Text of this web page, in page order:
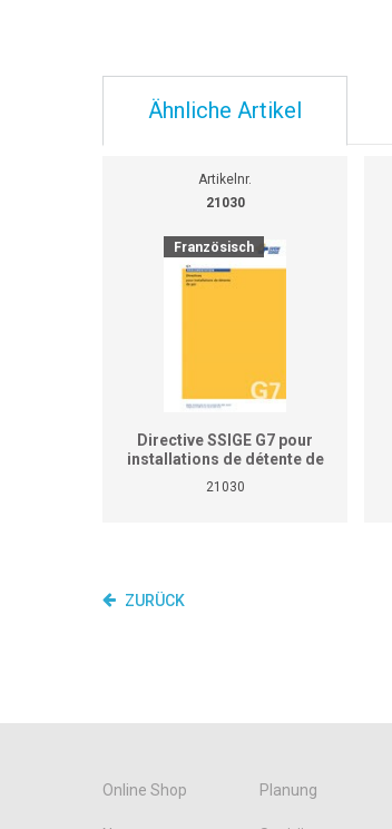
Ähnliche Artikel
Artikelnr.
21030
Französisch
Directive SSIGE G7 pour
installations de détente de
gaz
21030
ZURÜCK
Online Shop Planung